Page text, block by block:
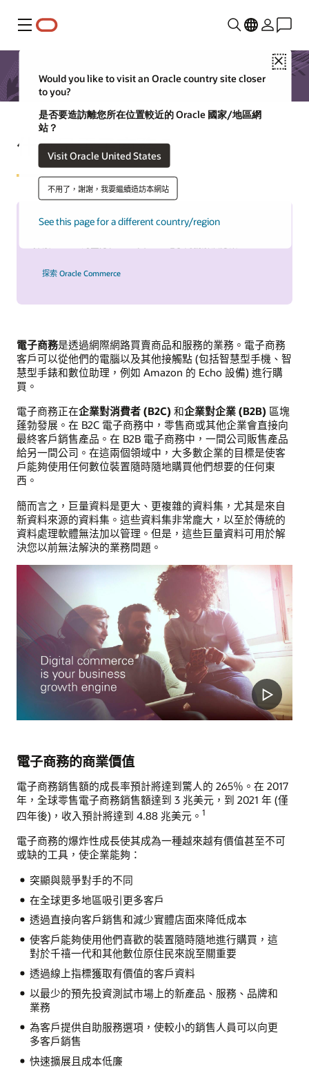
功能表
Close
Would you like to visit an Oracle country site closer
to you?
是否要造訪離您所在位置較近的 Oracle 國家/地區網
站？
Visit Oracle United States
不用了，謝謝，我要繼續造訪本網站
See this page for a different country/region
什麼是電子商務？
Oracle Commerce
探索 Oracle Commerce
電子商務是透過網際網路買賣商品和服務的業務。電子商務
客戶可以從他們的電腦以及其他接觸點 (包括智慧型手機、智
慧型手錶和數位助理，例如 Amazon 的 Echo 設備) 進行購
買。
電子商務正在企業對消費者 (B2C) 和企業對企業 (B2B) 區塊
蓬勃發展。在 B2C 電子商務中，零售商或其他企業會直接向
最終客戶銷售產品。在 B2B 電子商務中，一間公司販售產品
給另一間公司。在這兩個領域中，大多數企業的目標是使客
戶能夠使用任何數位裝置隨時隨地購買他們想要的任何東
西。
簡而言之，巨量資料是更大、更複雜的資料集，尤其是來自
新資料來源的資料集。這些資料集非常龐大，以至於傳統的
資料處理軟體無法加以管理。但是，這些巨量資料可用於解
決您以前無法解決的業務問題。
Play
電子商務的商業價值
電子商務銷售額的成長率預計將達到驚人的 265％。在 2017
年，全球零售電子商務銷售額達到 3 兆美元，到 2021 年 (僅
四年後)，收入預計將達到 4.88 兆美元。 1
電子商務的爆炸性成長使其成為一種越來越有價值甚至不可
或缺的工具，使企業能夠：
突顯與競爭對手的不同
在全球更多地區吸引更多客戶
透過直接向客戶銷售和減少實體店面來降低成本
使客戶能夠使用他們喜歡的裝置隨時隨地進行購買，這
對於千禧一代和其他數位原住民來說至關重要
透過線上指標獲取有價值的客戶資料
以最少的預先投資測試市場上的新產品、服務、品牌和
業務
為客戶提供自助服務選項，使較小的銷售人員可以向更
多客戶銷售
快速擴展且成本低廉